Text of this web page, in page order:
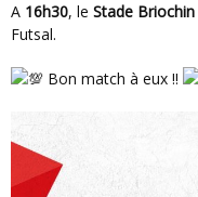
16h30, le Stade Briochin
Futsal.
Bon match à eux !!